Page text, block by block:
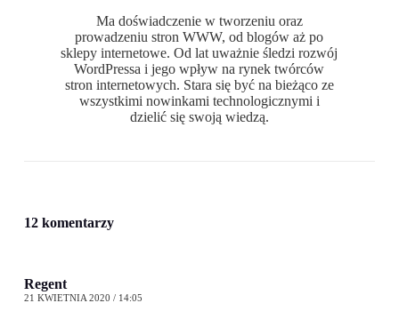
Ma doświadczenie w tworzeniu oraz
prowadzeniu stron WWW, od blogów aż po
sklepy internetowe. Od lat uważnie śledzi rozwój
WordPressa i jego wpływ na rynek twórców
stron internetowych. Stara się być na bieżąco ze
wszystkimi nowinkami technologicznymi i
dzielić się swoją wiedzą.
12 komentarzy
Regent
21 KWIETNIA 2020 / 14:05